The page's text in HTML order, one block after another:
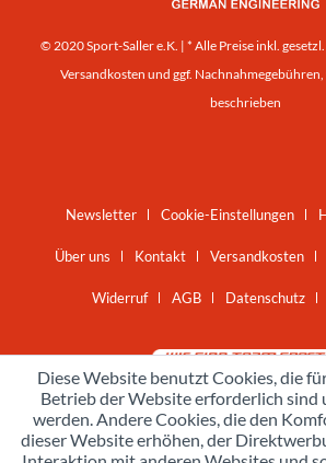
© 2020 Sport-Saller e.K. | * Alle Preise inkl.
Versandkosten und ggf.
beschrieben
Newsletter Cookie-Einstellungen
Über uns Kontakt Versandkosten
Widerruf AGB Datenschutz
Diese Website benutzt Cookies, die
Betrieb der Website erforderlich sind
werden. Andere Cookies, die den
dieser Website erhöhen, der